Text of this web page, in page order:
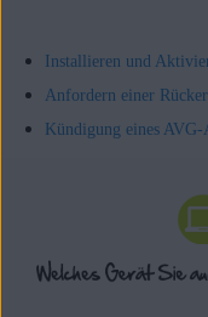
Installieren und
Anfordern einer
Kündigung eines